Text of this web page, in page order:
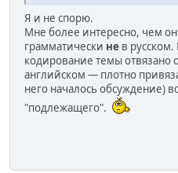
Я и не спорю.
Мне более интересно, чем
грамматически не в русском.
кодирование темы отвязано
английском — плотно
него началось обсуждение)
"подлежащего".